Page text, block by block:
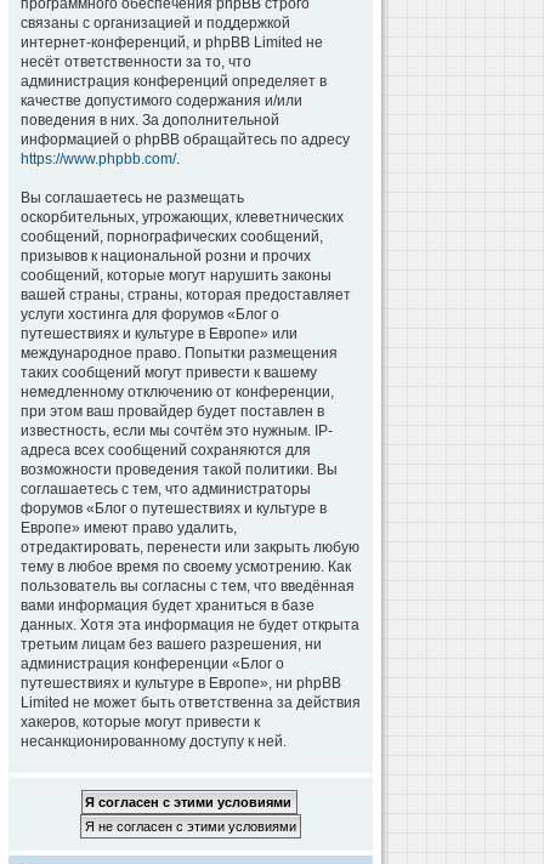
программного обеспечения phpBB строго
связаны с организацией и поддержкой
интернет-конференций, и phpBB Limited не
несёт ответственности за то, что
администрация конференций определяет в
качестве допустимого содержания и/или
поведения в них. За дополнительной
информацией о phpBB обращайтесь по адресу
https://www.phpbb.com/.
Вы соглашаетесь не размещать
оскорбительных, угрожающих, клеветнических
сообщений, порнографических сообщений,
призывов к национальной розни и прочих
сообщений, которые могут нарушить законы
вашей страны, страны, которая предоставляет
услуги хостинга для форумов «Блог о
путешествиях и культуре в Европе» или
международное право. Попытки размещения
таких сообщений могут привести к вашему
немедленному отключению от конференции,
при этом ваш провайдер будет поставлен в
известность, если мы сочтём это нужным. IP-
адреса всех сообщений сохраняются для
возможности проведения такой политики. Вы
соглашаетесь с тем, что администраторы
форумов «Блог о путешествиях и культуре в
Европе» имеют право удалить,
отредактировать, перенести или закрыть любую
тему в любое время по своему усмотрению. Как
пользователь вы согласны с тем, что введённая
вами информация будет храниться в базе
данных. Хотя эта информация не будет открыта
третьим лицам без вашего разрешения, ни
администрация конференции «Блог о
путешествиях и культуре в Европе», ни phpBB
Limited не может быть ответственна за действия
хакеров, которые могут привести к
несанкционированному доступу к ней.